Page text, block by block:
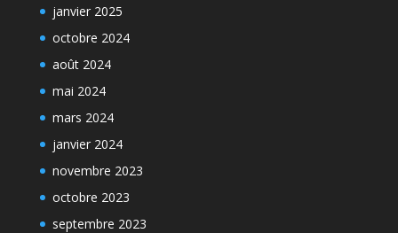
janvier 2025
octobre 2024
août 2024
mai 2024
mars 2024
janvier 2024
novembre 2023
octobre 2023
septembre 2023